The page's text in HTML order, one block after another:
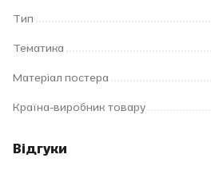
Тип
Тематика
Матеріал постера
Країна-виробник товару
Відгуки